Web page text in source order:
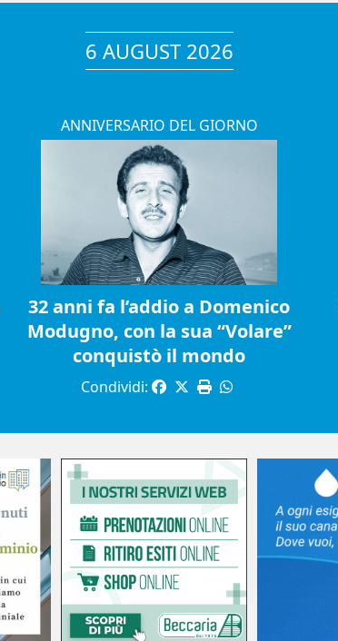
6 AUGUST 2026
ANNIVERSARIO DEL GIORNO
32 anni fa l’addio a Domenico
Modugno, con la sua “Volare”
conquistò il mondo
Condividi: